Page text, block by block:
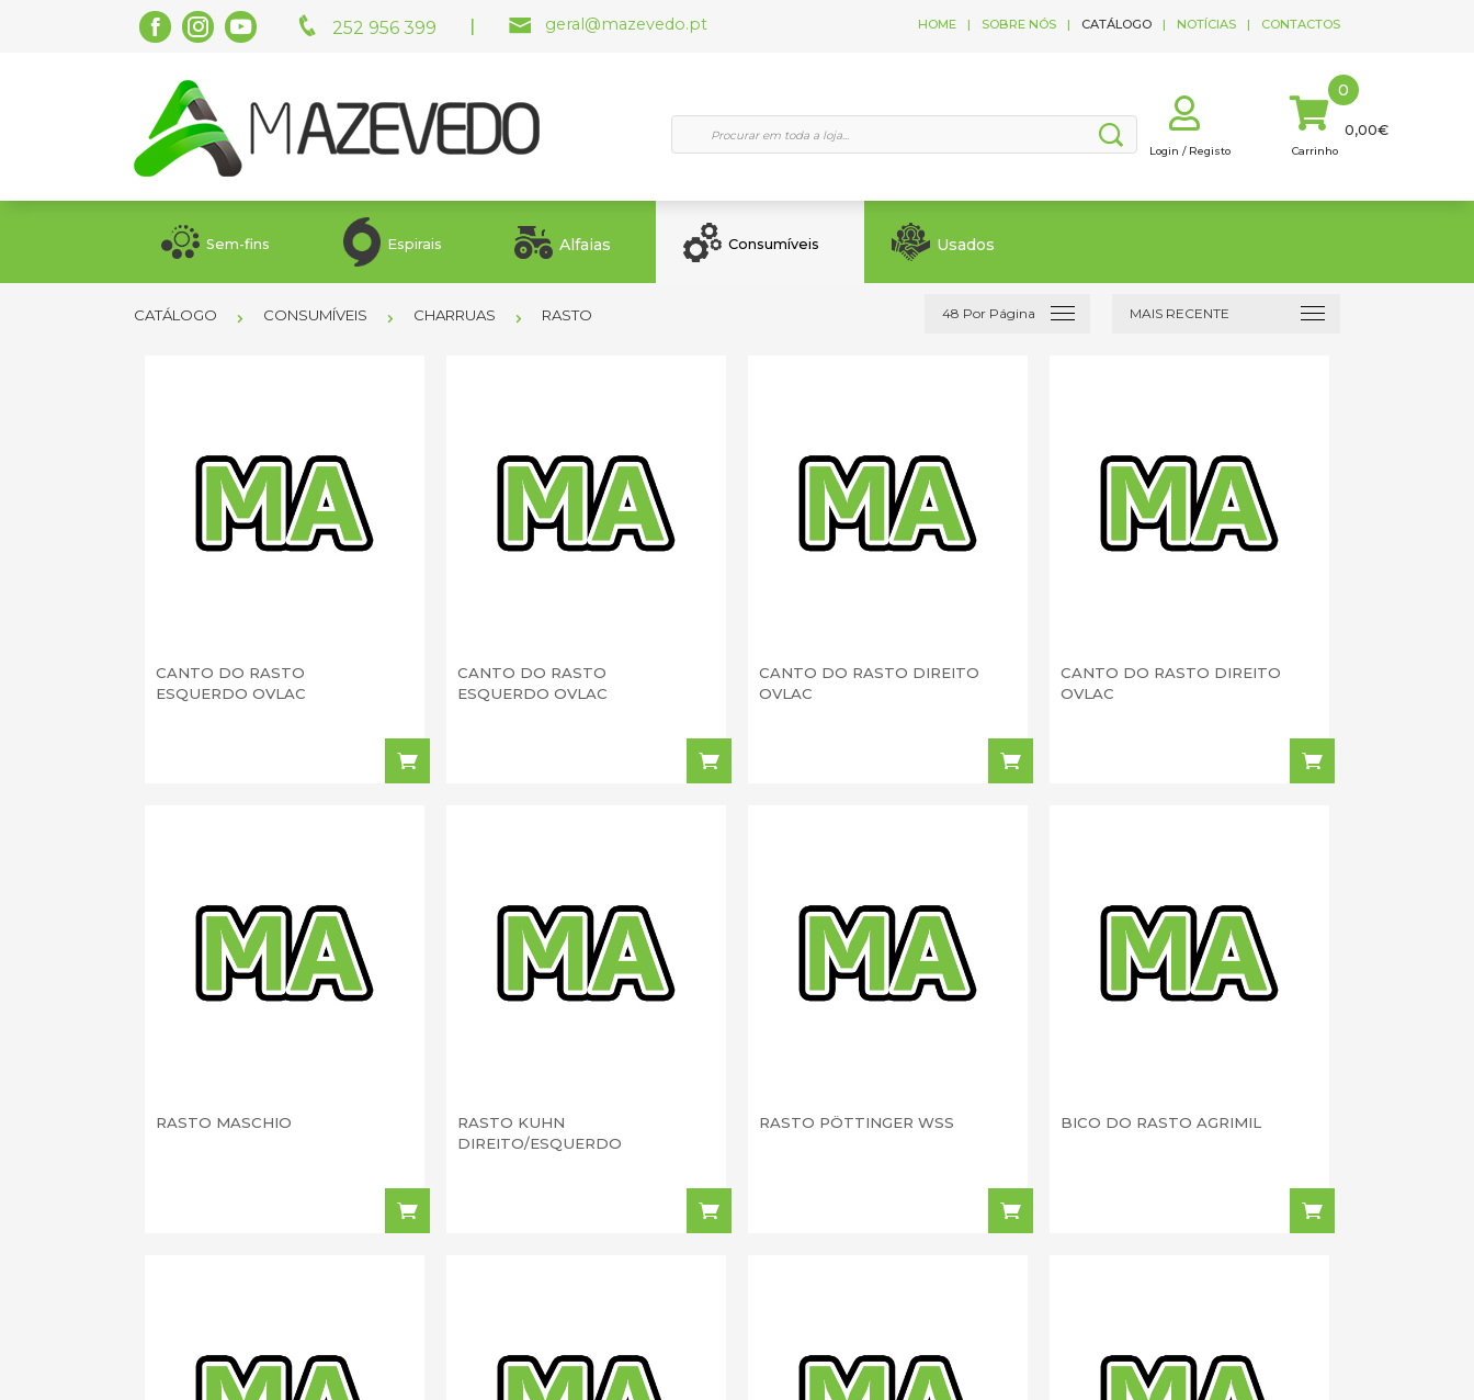
252 956 399 | geral@mazevedo.pt HOME | SOBRE NÓS | CATÁLOGO | NOTÍCIAS | CONTACTOS
Login / Registo
0
Carrinho
0,00€
Sem-fins Espirais Alfaias Consumíveis Usados
CATÁLOGO CONSUMÍVEIS CHARRUAS RASTO
CANTO DO RASTO
ESQUERDO OVLAC
CANTO DO RASTO
ESQUERDO OVLAC
CANTO DO RASTO DIREITO
OVLAC
CANTO DO RASTO DIREITO
OVLAC
RASTO MASCHIO
RASTO KUHN
DIREITO/ESQUERDO
RASTO PÖTTINGER WSS BICO DO RASTO AGRIMIL